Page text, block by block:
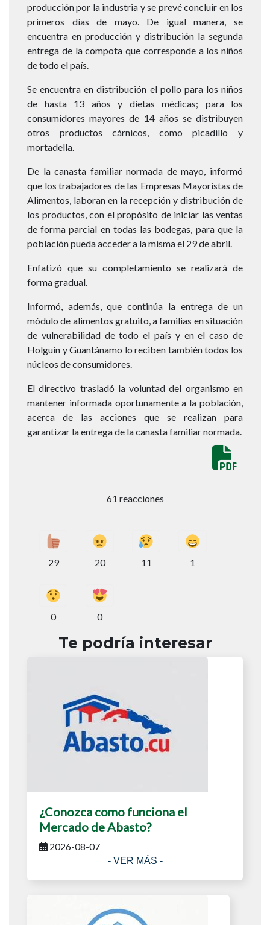
producción por la industria y se prevé concluir en los
primeros días de mayo. De igual manera, se
encuentra en producción y distribución la segunda
entrega de la compota que corresponde a los niños
de todo el país.
Se encuentra en distribución el pollo para los niños
de hasta 13 años y dietas médicas; para los
consumidores mayores de 14 años se distribuyen
otros productos cárnicos, como picadillo y
mortadella.
De la canasta familiar normada de mayo, informó
que los trabajadores de las Empresas Mayoristas de
Alimentos, laboran en la recepción y distribución de
los productos, con el propósito de iniciar las ventas
de forma parcial en todas las bodegas, para que la
población pueda acceder a la misma el 29 de abril.
Enfatizó que su completamiento se realizará de
forma gradual.
Informó, además, que continúa la entrega de un
módulo de alimentos gratuito, a familias en situación
de vulnerabilidad de todo el país y en el caso de
Holguín y Guantánamo lo reciben también todos los
núcleos de consumidores.
El directivo trasladó la voluntad del organismo en
mantener informada oportunamente a la población,
acerca de las acciones que se realizan para
garantizar la entrega de la canasta familiar normada.
61 reacciones
29 20 11 1
0 0
Te podría interesar
¿Conozca como funciona el
Mercado de Abasto?
2026-08-07
- VER MÁS -